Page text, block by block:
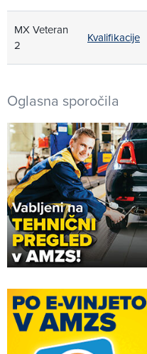
MX Veteran
2
Kvalifikacije
Oglasna sporočila